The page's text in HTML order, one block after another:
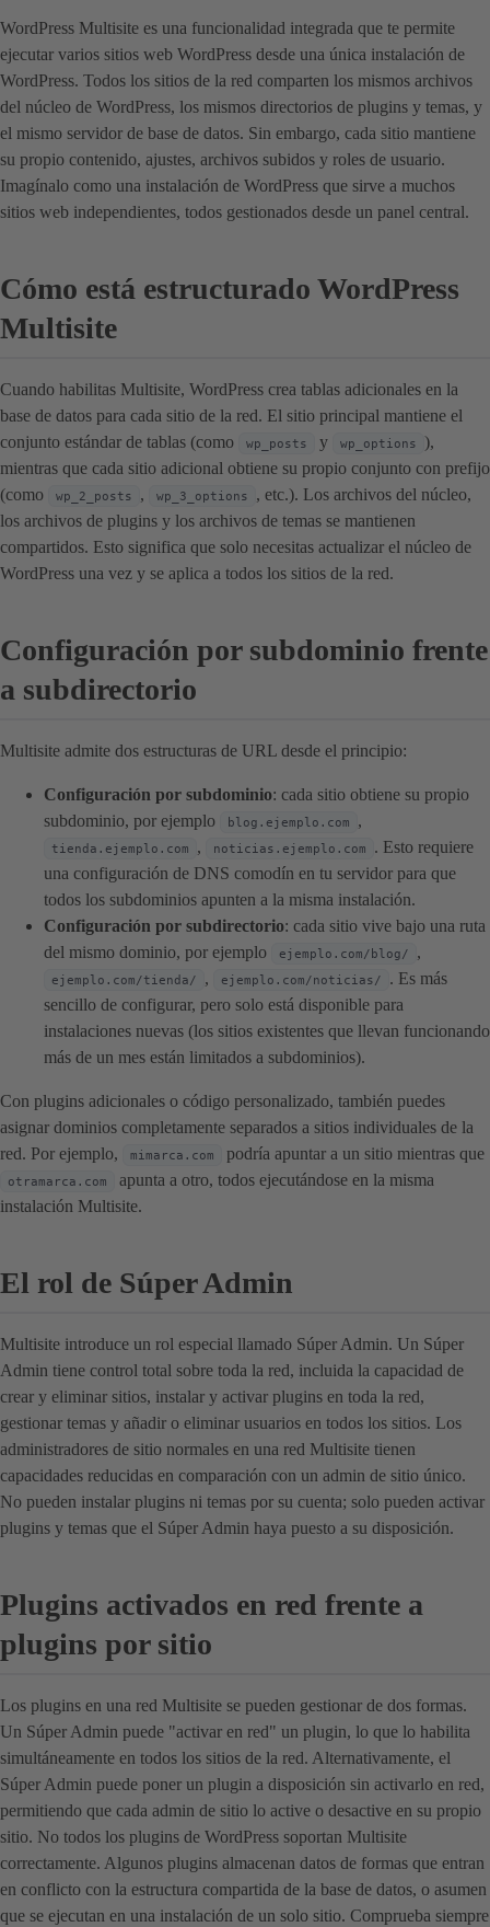
WordPress Multisite es una funcionalidad integrada que te permite
ejecutar varios sitios web WordPress desde una única instalación de
WordPress. Todos los sitios de la red comparten los mismos archivos
del núcleo de WordPress, los mismos directorios de plugins y temas, y
el mismo servidor de base de datos. Sin embargo, cada sitio mantiene
su propio contenido, ajustes, archivos subidos y roles de usuario.
Imagínalo como una instalación de WordPress que sirve a muchos
sitios web independientes, todos gestionados desde un panel central.
Cómo está estructurado WordPress
Multisite
Cuando habilitas Multisite, WordPress crea tablas adicionales en la
base de datos para cada sitio de la red. El sitio principal mantiene el
conjunto estándar de tablas (como
wp_posts y wp_options ),
mientras que cada sitio adicional obtiene su propio conjunto con prefijo
(como
wp_2_posts , wp_3_options
, etc.). Los archivos del núcleo,
los archivos de plugins y los archivos de temas se mantienen
compartidos. Esto significa que solo necesitas actualizar el núcleo de
WordPress una vez y se aplica a todos los sitios de la red.
Configuración por subdominio frente
a subdirectorio
Multisite admite dos estructuras de URL desde el principio:
Configuración por subdominio: cada sitio obtiene su propio
subdominio, por ejemplo
blog.ejemplo.com ,
tienda.ejemplo.com , noticias.ejemplo.com
. Esto requiere
una configuración de DNS comodín en tu servidor para que
todos los subdominios apunten a la misma instalación.
Configuración por subdirectorio: cada sitio vive bajo una ruta
del mismo dominio, por ejemplo
ejemplo.com/blog/ ,
ejemplo.com/tienda/ , ejemplo.com/noticias/
. Es más
sencillo de configurar, pero solo está disponible para
instalaciones nuevas (los sitios existentes que llevan funcionando
más de un mes están limitados a subdominios).
Con plugins adicionales o código personalizado, también puedes
asignar dominios completamente separados a sitios individuales de la
red. Por ejemplo,
mimarca.com podría apuntar a un sitio mientras que
otramarca.com
apunta a otro, todos ejecutándose en la misma
instalación Multisite.
El rol de Súper Admin
Multisite introduce un rol especial llamado Súper Admin. Un Súper
Admin tiene control total sobre toda la red, incluida la capacidad de
crear y eliminar sitios, instalar y activar plugins en toda la red,
gestionar temas y añadir o eliminar usuarios en todos los sitios. Los
administradores de sitio normales en una red Multisite tienen
capacidades reducidas en comparación con un admin de sitio único.
No pueden instalar plugins ni temas por su cuenta; solo pueden activar
plugins y temas que el Súper Admin haya puesto a su disposición.
Plugins activados en red frente a
plugins por sitio
Los plugins en una red Multisite se pueden gestionar de dos formas.
Un Súper Admin puede "activar en red" un plugin, lo que lo habilita
simultáneamente en todos los sitios de la red. Alternativamente, el
Súper Admin puede poner un plugin a disposición sin activarlo en red,
permitiendo que cada admin de sitio lo active o desactive en su propio
sitio. No todos los plugins de WordPress soportan Multisite
correctamente. Algunos plugins almacenan datos de formas que entran
en conflicto con la estructura compartida de la base de datos, o asumen
que se ejecutan en una instalación de un solo sitio. Comprueba siempre